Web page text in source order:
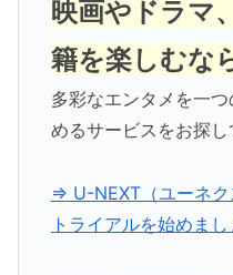
映画やドラマ
籍を楽しむな
多彩なエンタメを一
めるサービスをお探し
⇒ U-NEXT（ユーネ
トライアルを始めまし